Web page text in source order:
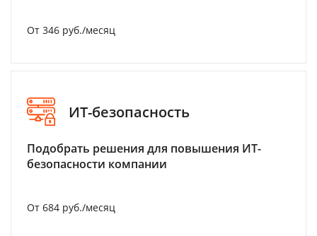
От 346 руб./месяц
ИТ-безопасность
Подобрать решения для повышения ИТ-
безопасности компании
От 684 руб./месяц